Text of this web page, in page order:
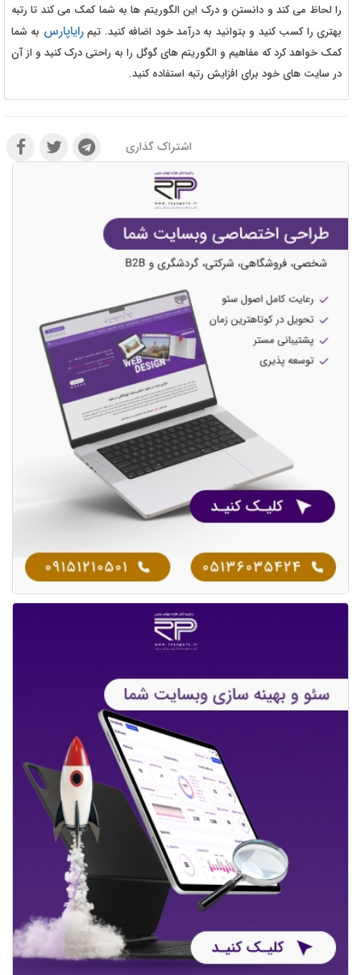
را لحاظ می کند و دانستن و درک این الگوریتم ها به شما کمک می کند تا رتبه
بهتری را کسب کنید و بتوانید به درآمد خود اضافه کنید. تیمرایاپارس به شما
کمک خواهد کرد که مفاهیم و الگوریتم های گوگل را به راحتی درک کنید و از آن
در سایت های خود برای افزایش رتبه استفاده کنید.
اشتراک گذاری